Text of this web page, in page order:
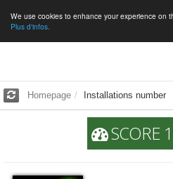
We use cookies to enhance your experience on
Plus d'infos.
Homepage Installations number
SCORE